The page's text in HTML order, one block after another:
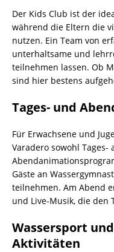
Der Kids Club ist der
während die Eltern die
nutzen. Ein Team von
unterhaltsame und
teilnehmen lassen. Ob
sind hier bestens
Tages- und
Für Erwachsene und
Varadero sowohl Tages-
Gäste an
teilnehmen. Am Abend
und Live-Musik, die den
Wassersport
Aktivitäten